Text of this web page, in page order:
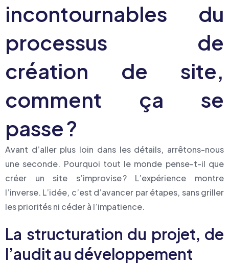
incontournables du
processus de
création de site,
comment ça se
passe ?
Avant d’aller plus loin dans les détails, arrêtons-nous
une seconde. Pourquoi tout le monde pense-t-il que
créer un site s’improvise ? L’expérience montre
l’inverse. L’idée, c’est d’avancer par étapes, sans griller
les priorités ni céder à l’impatience.
La structuration du projet, de
l’audit au développement